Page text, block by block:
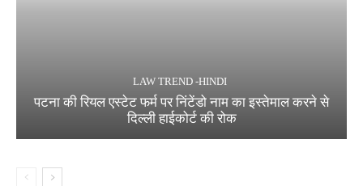
LAW TREND -HINDI
पटना की रियल एस्टेट फर्म पर निंटेंडो नाम का इस्तेमाल करने से
दिल्ली हाईकोर्ट की रोक